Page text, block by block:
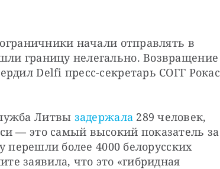
начали отправлять в
границу нелегально. Возвращение
Delfi пресс-секретарь СОГГ Рокас
Литвы задержала 289 человек,
— это самый высокий показатель за
перешли более 4000 белорусских
заявила, что это «гибридная